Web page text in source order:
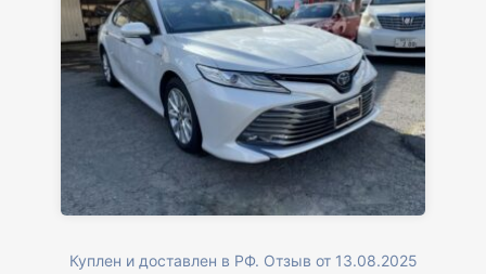
Куплен и доставлен в РФ. Отзыв от 13.08.2025